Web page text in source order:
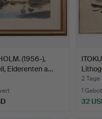
(1956-),
Eiderenten a…
nu…
2 Tage
1 Gebot
32